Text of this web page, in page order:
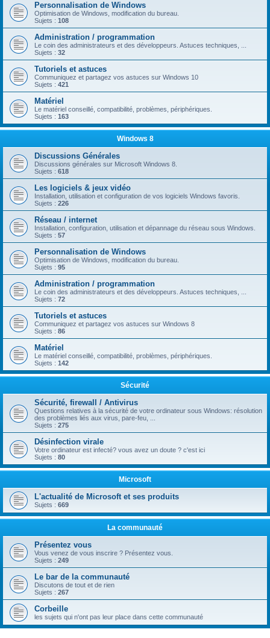
Personnalisation de Windows
Optimisation de Windows, modification du bureau.
Sujets : 108
Administration / programmation
Le coin des administrateurs et des développeurs. Astuces techniques, ...
Sujets : 32
Tutoriels et astuces
Communiquez et partagez vos astuces sur Windows 10
Sujets : 421
Matériel
Le matériel conseillé, compatibilité, problèmes, périphériques.
Sujets : 163
Windows 8
Discussions Générales
Discussions générales sur Microsoft Windows 8.
Sujets : 618
Les logiciels & jeux vidéo
Installation, utilisation et configuration de vos logiciels Windows favoris.
Sujets : 226
Réseau / internet
Installation, configuration, utilisation et dépannage du réseau sous Windows.
Sujets : 57
Personnalisation de Windows
Optimisation de Windows, modification du bureau.
Sujets : 95
Administration / programmation
Le coin des administrateurs et des développeurs. Astuces techniques, ...
Sujets : 72
Tutoriels et astuces
Communiquez et partagez vos astuces sur Windows 8
Sujets : 86
Matériel
Le matériel conseillé, compatibilité, problèmes, périphériques.
Sujets : 142
Sécurité
Sécurité, firewall / Antivirus
Questions relatives à la sécurité de votre ordinateur sous Windows: résolution
des problèmes liés aux virus, pare-feu, ...
Sujets : 275
Désinfection virale
Votre ordinateur est infecté? vous avez un doute ? c'est ici
Sujets : 80
Microsoft
L'actualité de Microsoft et ses produits
Sujets : 669
La communauté
Présentez vous
Vous venez de vous inscrire ? Présentez vous.
Sujets : 249
Le bar de la communauté
Discutons de tout et de rien
Sujets : 267
Corbeille
les sujets qui n'ont pas leur place dans cette communauté